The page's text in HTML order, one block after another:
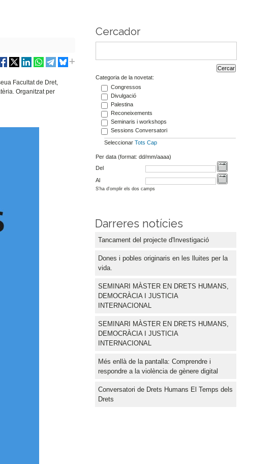
Facultat de Dret,
Organitzat per
Cercador
Categoria de la novetat:
Congressos
Divulgació
Palestina
Reconeixements
Seminaris i workshops
Sessions Conversatori
Seleccionar Tots Cap
Per data (format: dd/mm/aaaa)
Del
Al
S'ha d'omplir els dos camps
Darreres notícies
Tancament del projecte d'Investigació
Dones i pobles originaris en les lluites per la
vida.
SEMINARI MÀSTER EN DRETS HUMANS,
DEMOCRÀCIA I JUSTICIA
INTERNACIONAL
SEMINARI MÀSTER EN DRETS HUMANS,
DEMOCRÀCIA I JUSTICIA
INTERNACIONAL
Més enllà de la pantalla: Comprendre i
respondre a la violència de gènere digital
Conversatori de Drets Humans El Temps dels
Drets